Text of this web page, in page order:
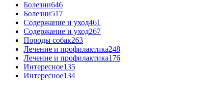
Болезни646
Болезни517
Содержание и уход461
Содержание и уход267
Породы собак263
Лечение и профилактика248
Лечение и профилактика176
Интересное135
Интересное134